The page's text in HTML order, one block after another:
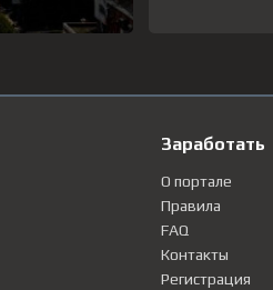
Заработать
О портале
Правила
FAQ
Контакты
Регистрация